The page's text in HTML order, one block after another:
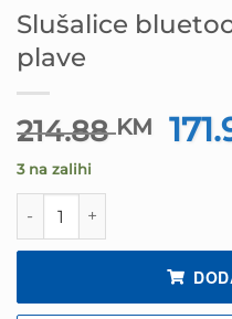
Slušalice
plave
214.88KM
3 na zalihi
Slušalice bluetooth JBL